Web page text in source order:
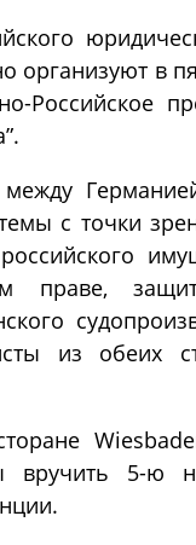
организуют в
Российское
с точки
праве,
из обеих
5-ю